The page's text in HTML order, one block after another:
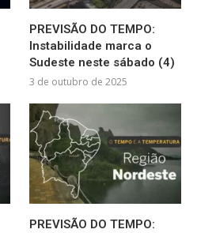
PREVISÃO DO TEMPO:
Instabilidade marca o
Sudeste neste sábado (4)
3 de outubro de 2025
PREVISÃO DO TEMPO: